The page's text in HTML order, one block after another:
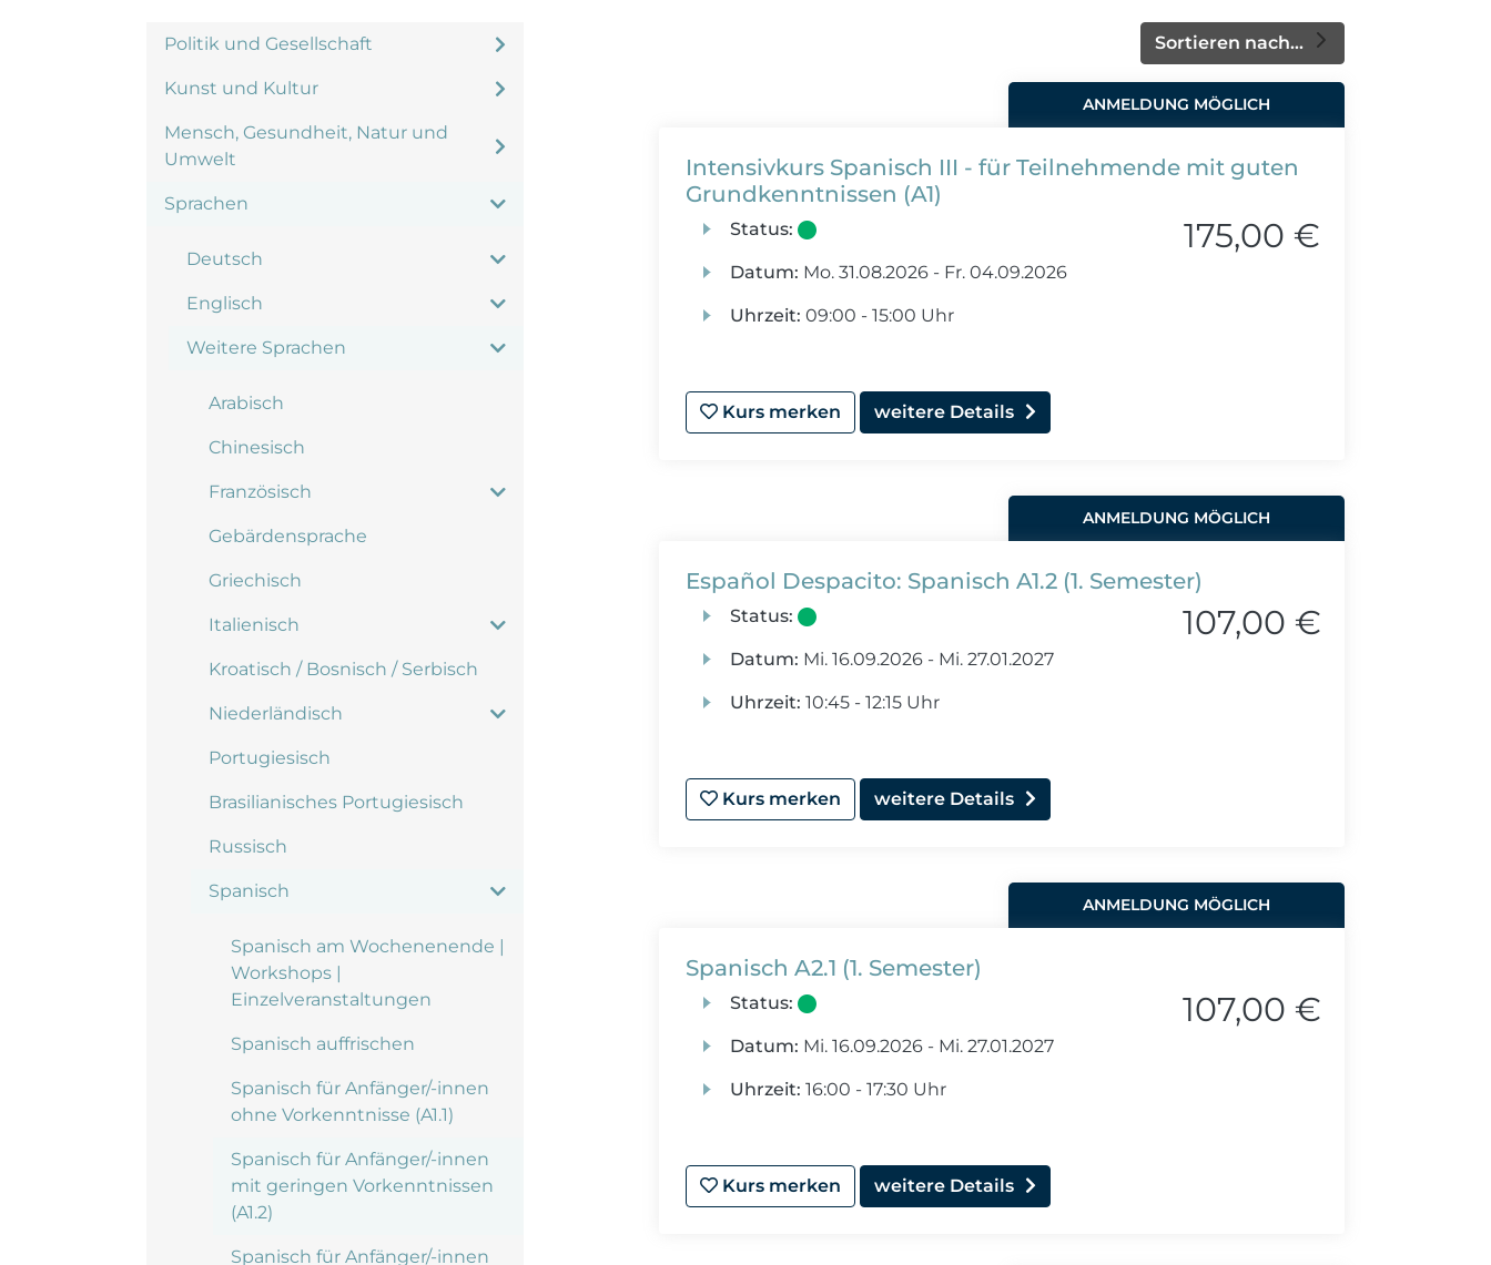
Politik und Gesellschaft
Kunst und Kultur
Mensch, Gesundheit, Natur und
Umwelt
Sprachen
Deutsch
Englisch
Weitere Sprachen
Arabisch
Chinesisch
Französisch
Gebärdensprache
Griechisch
Italienisch
Kroatisch / Bosnisch / Serbisch
Niederländisch
Portugiesisch
Brasilianisches Portugiesisch
Russisch
Spanisch
Spanisch am Wochenenende |
Workshops |
Einzelveranstaltungen
Spanisch auffrischen
Spanisch für Anfänger/-innen
ohne Vorkenntnisse (A1.1)
Spanisch für Anfänger/-innen
mit geringen Vorkenntnissen
(A1.2)
Spanisch für Anfänger/-innen
Sortieren nach...
ANMELDUNG MÖGLICH
Intensivkurs Spanisch III - für Teilnehmende mit guten
Grundkenntnissen (A1)
Status:
Datum: Mo.31.08.2026 - Fr.04.09.2026
Uhrzeit: 09:00 - 15:00 Uhr
175,00 €
Kurs merken weitere Details
ANMELDUNG MÖGLICH
Español Despacito: Spanisch A1.2 (1. Semester)
Status:
Datum: Mi.16.09.2026 - Mi.27.01.2027
Uhrzeit: 10:45 - 12:15 Uhr
107,00 €
Kurs merken weitere Details
ANMELDUNG MÖGLICH
Spanisch A2.1 (1. Semester)
Status:
Datum: Mi.16.09.2026 - Mi.27.01.2027
Uhrzeit: 16:00 - 17:30 Uhr
107,00 €
Kurs merken weitere Details